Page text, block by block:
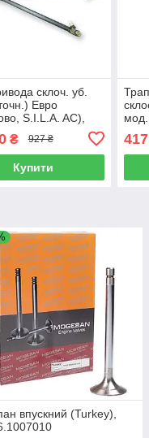
склоч. уб.
Евро
S.I.L.A. AC),
₴ 927 ₴
Купити
мод.
впускний (Turkey),